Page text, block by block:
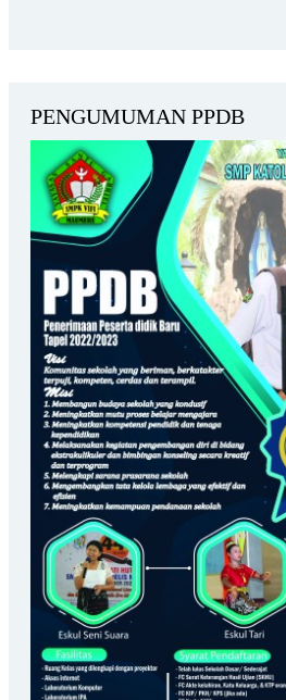
PENGUMUMAN PPDB